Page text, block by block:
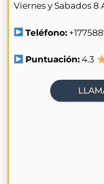
Viernes y Sabados 8
Teléfono:
Puntuación: 4.3